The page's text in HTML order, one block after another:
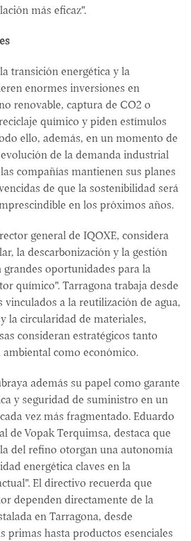
más eficaz".
transición energética y la
enormes inversiones en
renovable, captura de CO2 o
químico y piden estímulos
ello, además, en un momento de
de la demanda industrial
compañías mantienen sus planes
de que la sostenibilidad será
en los próximos años.
general de IQOXE, considera
la descarbonización y la gestión
grandes oportunidades para la
químico". Tarragona trabaja desde
vinculados a la reutilización de agua,
la circularidad de materiales,
consideran estratégicos tanto
como económico.
además su papel como garante
y seguridad de suministro en un
vez más fragmentado. Eduardo
de Vopak Terquimsa, destaca que
del refino otorgan una autonomía
energética claves en la
El directivo recuerda que
dependen directamente de la
en Tarragona, desde
primas hasta productos esenciales